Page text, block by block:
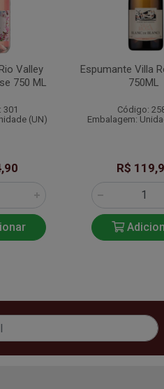
Valley
750 ML
301
(UN)
Espumante Villa
750ML
Código:
Embalagem:
R$